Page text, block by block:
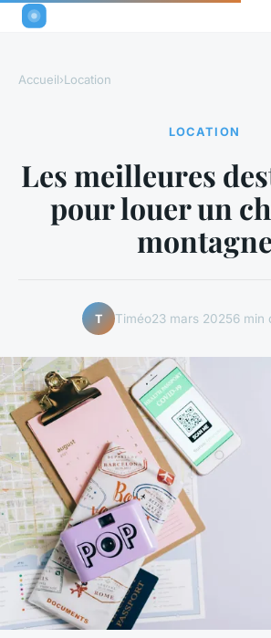
Accueil›Location
LOCATION
Les meilleures
pour louer un
montagne
T Timéo23 mars 20256 min